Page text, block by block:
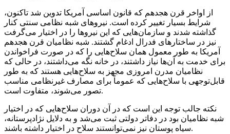
از اواخر قرن هجدهم که قانون اساسی آمریکا تدوین شد تاکنون،
شرایط بسیار تغییر کرده است. نیروهای شبه نظامی سنتی کنار
گذاشته شدند و سازمان‌هایی که این نیروها را در اختیار می‌گرفت
نیز در ساختارهای فدرال ادغام گشتند. شبه نظامیان قرن هجدهم
آمریکا به طور معمول همان سلاح‌هایی را که در صورت فراخواندن
برای خدمت به آن‌ها نیاز داشتند، در خانه نگه می‌داشتند، در حالی که
نظامیان مدرن امروزی مجهز به سلاح‌هایی هستند که به طور
قابل‌توجهی با سلاح‌هایی که عموماً برای مصارف غیرنظامی مناسب
تصور می‌شوند، متفاوت است.
نکته جالب توجه این است که در آن دوران سلاح‌هایی که در اختیار
شبه نظامیان بود در دفاتر دولتی ثبت می‌شد و به دلایل نژادپرستانه،
سیاه پوستان نیز نمی‌توانستند سلاح در اختیار داشته باشند.